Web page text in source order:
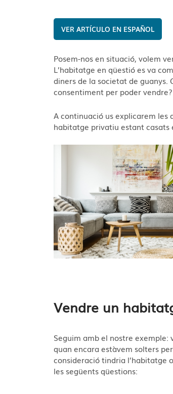
ESPAÑOL
Posem-nos en situació, volem
L’habitatge en qüestió es va
diners de la societat de guanys.
consentiment per poder
A continuació us explicarem les
habitatge privatiu estant casats
Vendre un
Seguim amb el nostre
quan encara estàvem solters
consideració tindria l’habitatge
les següents qüestions: